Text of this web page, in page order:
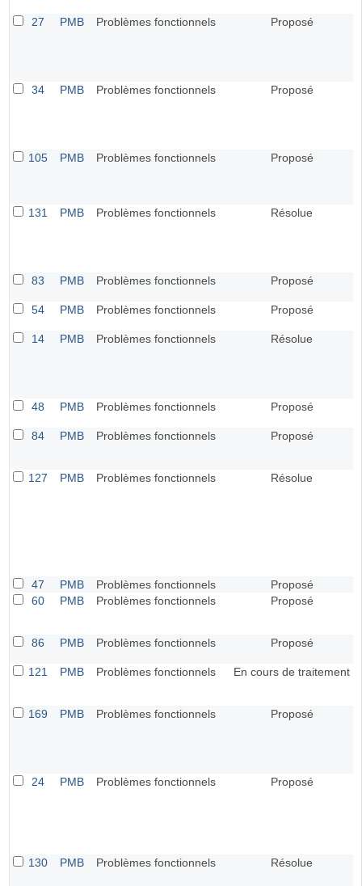
27 PMB Problèmes fonctionnels Proposé
34 PMB Problèmes fonctionnels Proposé
105 PMB Problèmes fonctionnels Proposé
131 PMB Problèmes fonctionnels Résolue
83 PMB Problèmes fonctionnels Proposé
54 PMB Problèmes fonctionnels Proposé
14 PMB Problèmes fonctionnels Résolue
48 PMB Problèmes fonctionnels Proposé
84 PMB Problèmes fonctionnels Proposé
127 PMB Problèmes fonctionnels Résolue
47 PMB Problèmes fonctionnels
Proposé
60
PMB Problèmes fonctionnels Proposé
86 PMB Problèmes fonctionnels Proposé
121 PMB Problèmes fonctionnels En cours de traitement
169 PMB Problèmes fonctionnels Proposé
24 PMB Problèmes fonctionnels Proposé
130 PMB Problèmes fonctionnels Résolue